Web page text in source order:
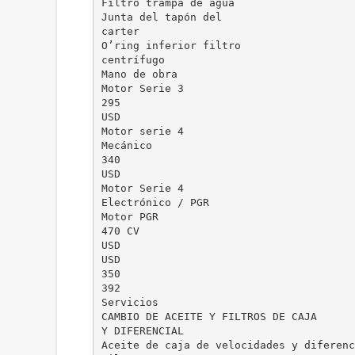
Filtro trampa de agua
Junta del tapón del
carter
O’ring inferior filtro
centrífugo
Mano de obra
Motor Serie 3
295
USD
Motor serie 4
Mecánico
340
USD
Motor Serie 4
Electrónico / PGR
Motor PGR
470 CV
USD
USD
350
392
Servicios
CAMBIO DE ACEITE Y FILTROS DE CAJA
Y DIFERENCIAL
Aceite de caja de velocidades y